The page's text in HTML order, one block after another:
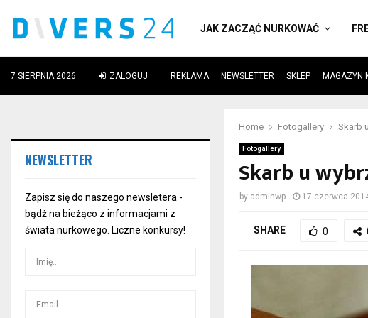
JAK ZACZĄĆ NURKOWAĆ
7 SIERPNIA 2026 ZALOGUJ REKLAMA NEWSLETTER SKLEP MAGAZYN
Home Fotogallery Skarb
Fotogallery
Skarb u
by adminwp 17 czerwca
SHARE 0
NEWSLETTER
Zapisz się do naszego newsletera -
bądż na bieżąco z informacjami z
świata nurkowego. Liczne konkursy!